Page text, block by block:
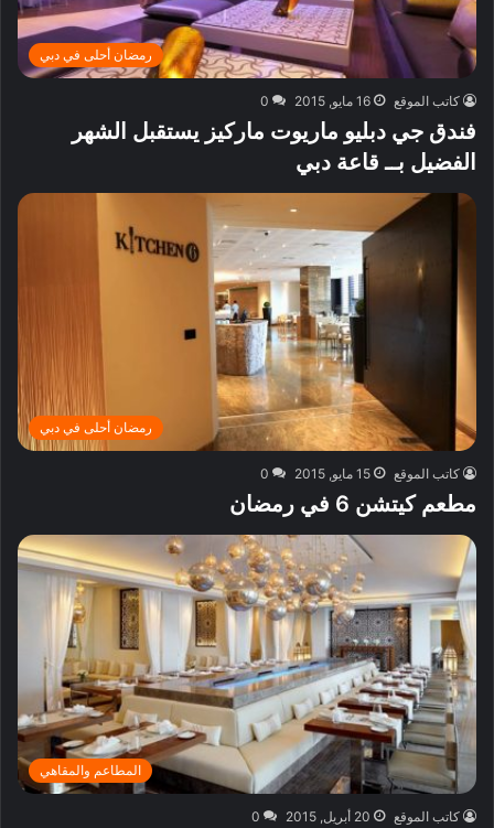
رمضان أحلى في دبي
كاتب الموقع 16 مايو, 2015 0
فندق جي دبليو ماريوت ماركيز يستقبل الشهر
الفضيل بــ قاعة دبي
رمضان أحلى في دبي
كاتب الموقع 15 مايو, 2015 0
مطعم كيتشن 6 في رمضان
المطاعم والمقاهي
كاتب الموقع 20 أبريل, 2015 0